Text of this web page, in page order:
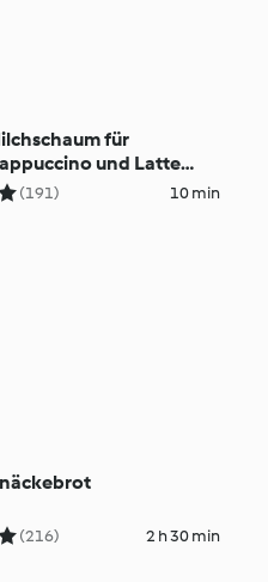
für
und Latte
(191) 10 min
(216) 2 h 30 min